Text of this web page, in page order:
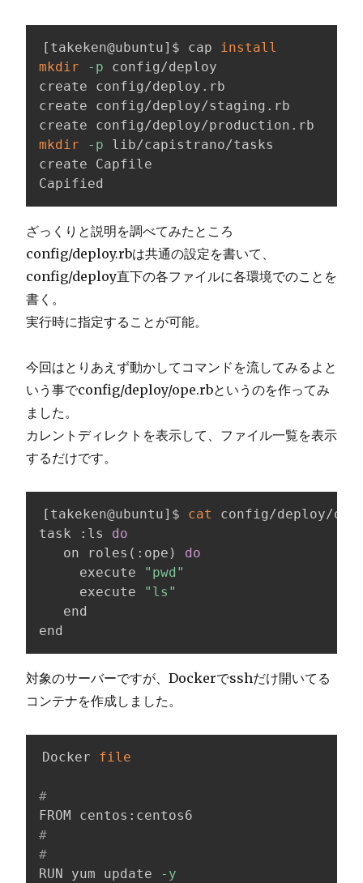
[ takeken@ubuntu] $ cap
install
mkdir
-p config/deploy
create config/deploy.rb
create config/deploy/staging.rb
mkdir
-p lib/capistrano/tasks
create Capfile
Capified
ざっくりと説明を調べてみたところ
config/deploy.rbは共通の設定を書いて、
config/deploy直下の各ファイルに各環境でのことを
書く。
実行時に指定することが可能。
今回はとりあえず動かしてコマンドを流してみるよと
いう事でconfig/deploy/ope.rbというのを作ってみ
ました。
カレントディレクトを表示して、ファイル一覧を表示
するだけです。
[ takeken@ubuntu] $ cat
config/deploy/
task :ls do
   on roles
( :ope )
do
     execute
"pwd"
     execute
"ls"
   end
end
対象のサーバーですが、Dockerでsshだけ開いてる
コンテナを作成しました。
Docker file
#
#
#
RUN yum update
-y